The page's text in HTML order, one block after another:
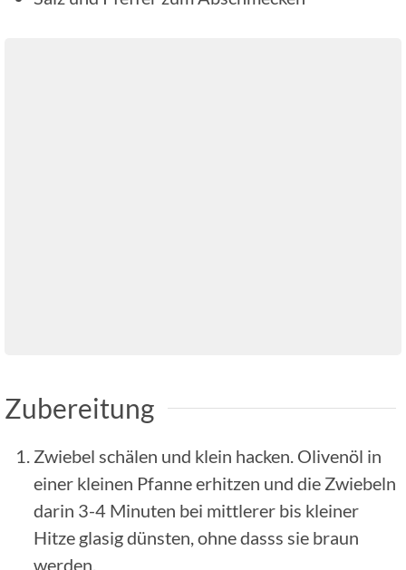
Zubereitung
Zwiebel schälen und klein hacken. Olivenöl in
einer kleinen Pfanne erhitzen und die Zwiebeln
darin 3-4 Minuten bei mittlerer bis kleiner
Hitze glasig dünsten, ohne dasss sie braun
werden.